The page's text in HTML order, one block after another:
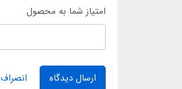
امتیاز شما به محصول
ارسال دیدگاه انصراف